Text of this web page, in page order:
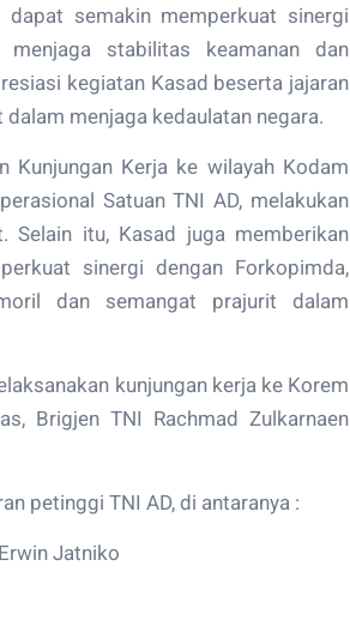
semakin memperkuat sinergi
stabilitas keamanan dan
kegiatan Kasad beserta jajaran
menjaga kedaulatan negara.
Kunjungan Kerja ke wilayah Kodam
Satuan TNI AD, melakukan
Selain itu, Kasad juga memberikan
sinergi dengan Forkopimda,
dan semangat prajurit dalam
kunjungan kerja ke Korem
Brigjen TNI Rachmad Zulkarnaen
petinggi TNI AD, di antaranya :
Jatniko